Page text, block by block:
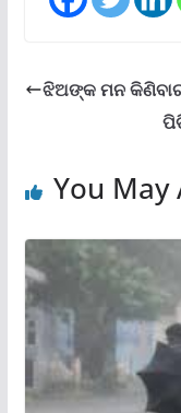
ଝିଅଙ୍କ ମନ
You May